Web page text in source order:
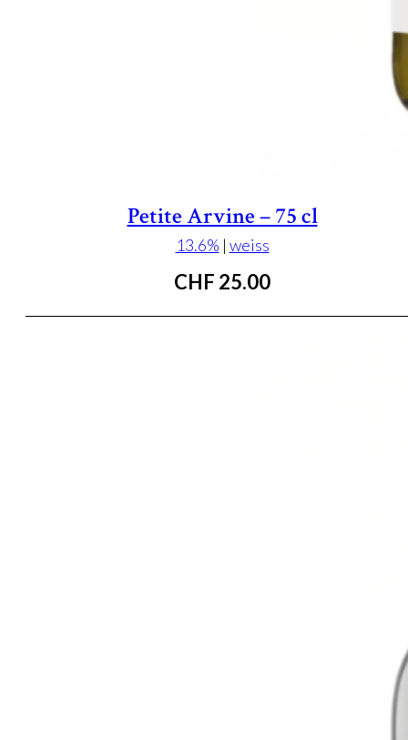
Petite Arvine – 75 cl
13.6% | weiss
CHF 25.00